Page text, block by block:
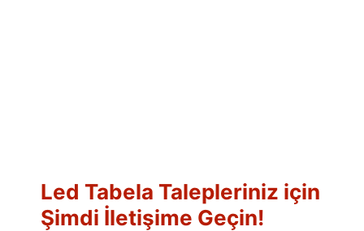
Led Tabela Talepleriniz için
Şimdi İletişime Geçin!